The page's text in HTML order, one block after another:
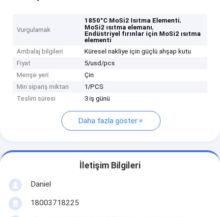
Vurgulamak
1850°C MoSi2 Isıtma Elementi,
MoSi2 ısıtma elemanı,
Endüstriyel fırınlar için MoSi2 ısıtma
elementi
Ambalaj bilgileri
Küresel nakliye için güçlü ahşap kutu
Fiyat
5/usd/pcs
Menşe yeri
Çin
Min sipariş miktarı
1/PCS
Teslim süresi
3 iş günü
Daha fazla göster
İletişim Bilgileri
Daniel
18003718225